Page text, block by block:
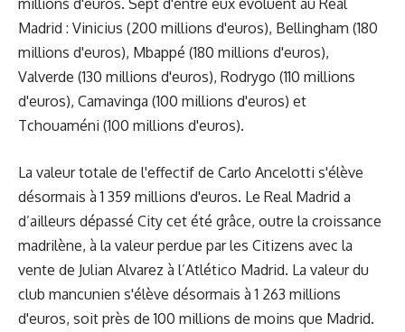
Madrid : Vinicius (200 millions d'euros), Bellingham (180
millions d'euros), Mbappé (180 millions d'euros),
Valverde (130 millions d'euros), Rodrygo (110 millions
d'euros), Camavinga (100 millions d'euros) et
Tchouaméni (100 millions d'euros).
La valeur totale de l'effectif de Carlo Ancelotti s'élève
désormais à 1 359 millions d'euros. Le Real Madrid a
d’ailleurs dépassé City cet été grâce, outre la croissance
madrilène, à la valeur perdue par les Citizens avec la
vente de Julian Alvarez à l’Atlético Madrid. La valeur du
club mancunien s'élève désormais à 1 263 millions
d'euros, soit près de 100 millions de moins que Madrid.